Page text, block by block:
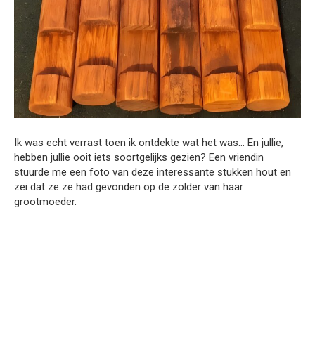
Ik was echt verrast toen ik ontdekte wat het was… En jullie,
hebben jullie ooit iets soortgelijks gezien? Een vriendin
stuurde me een foto van deze interessante stukken hout en
zei dat ze ze had gevonden op de zolder van haar
grootmoeder.